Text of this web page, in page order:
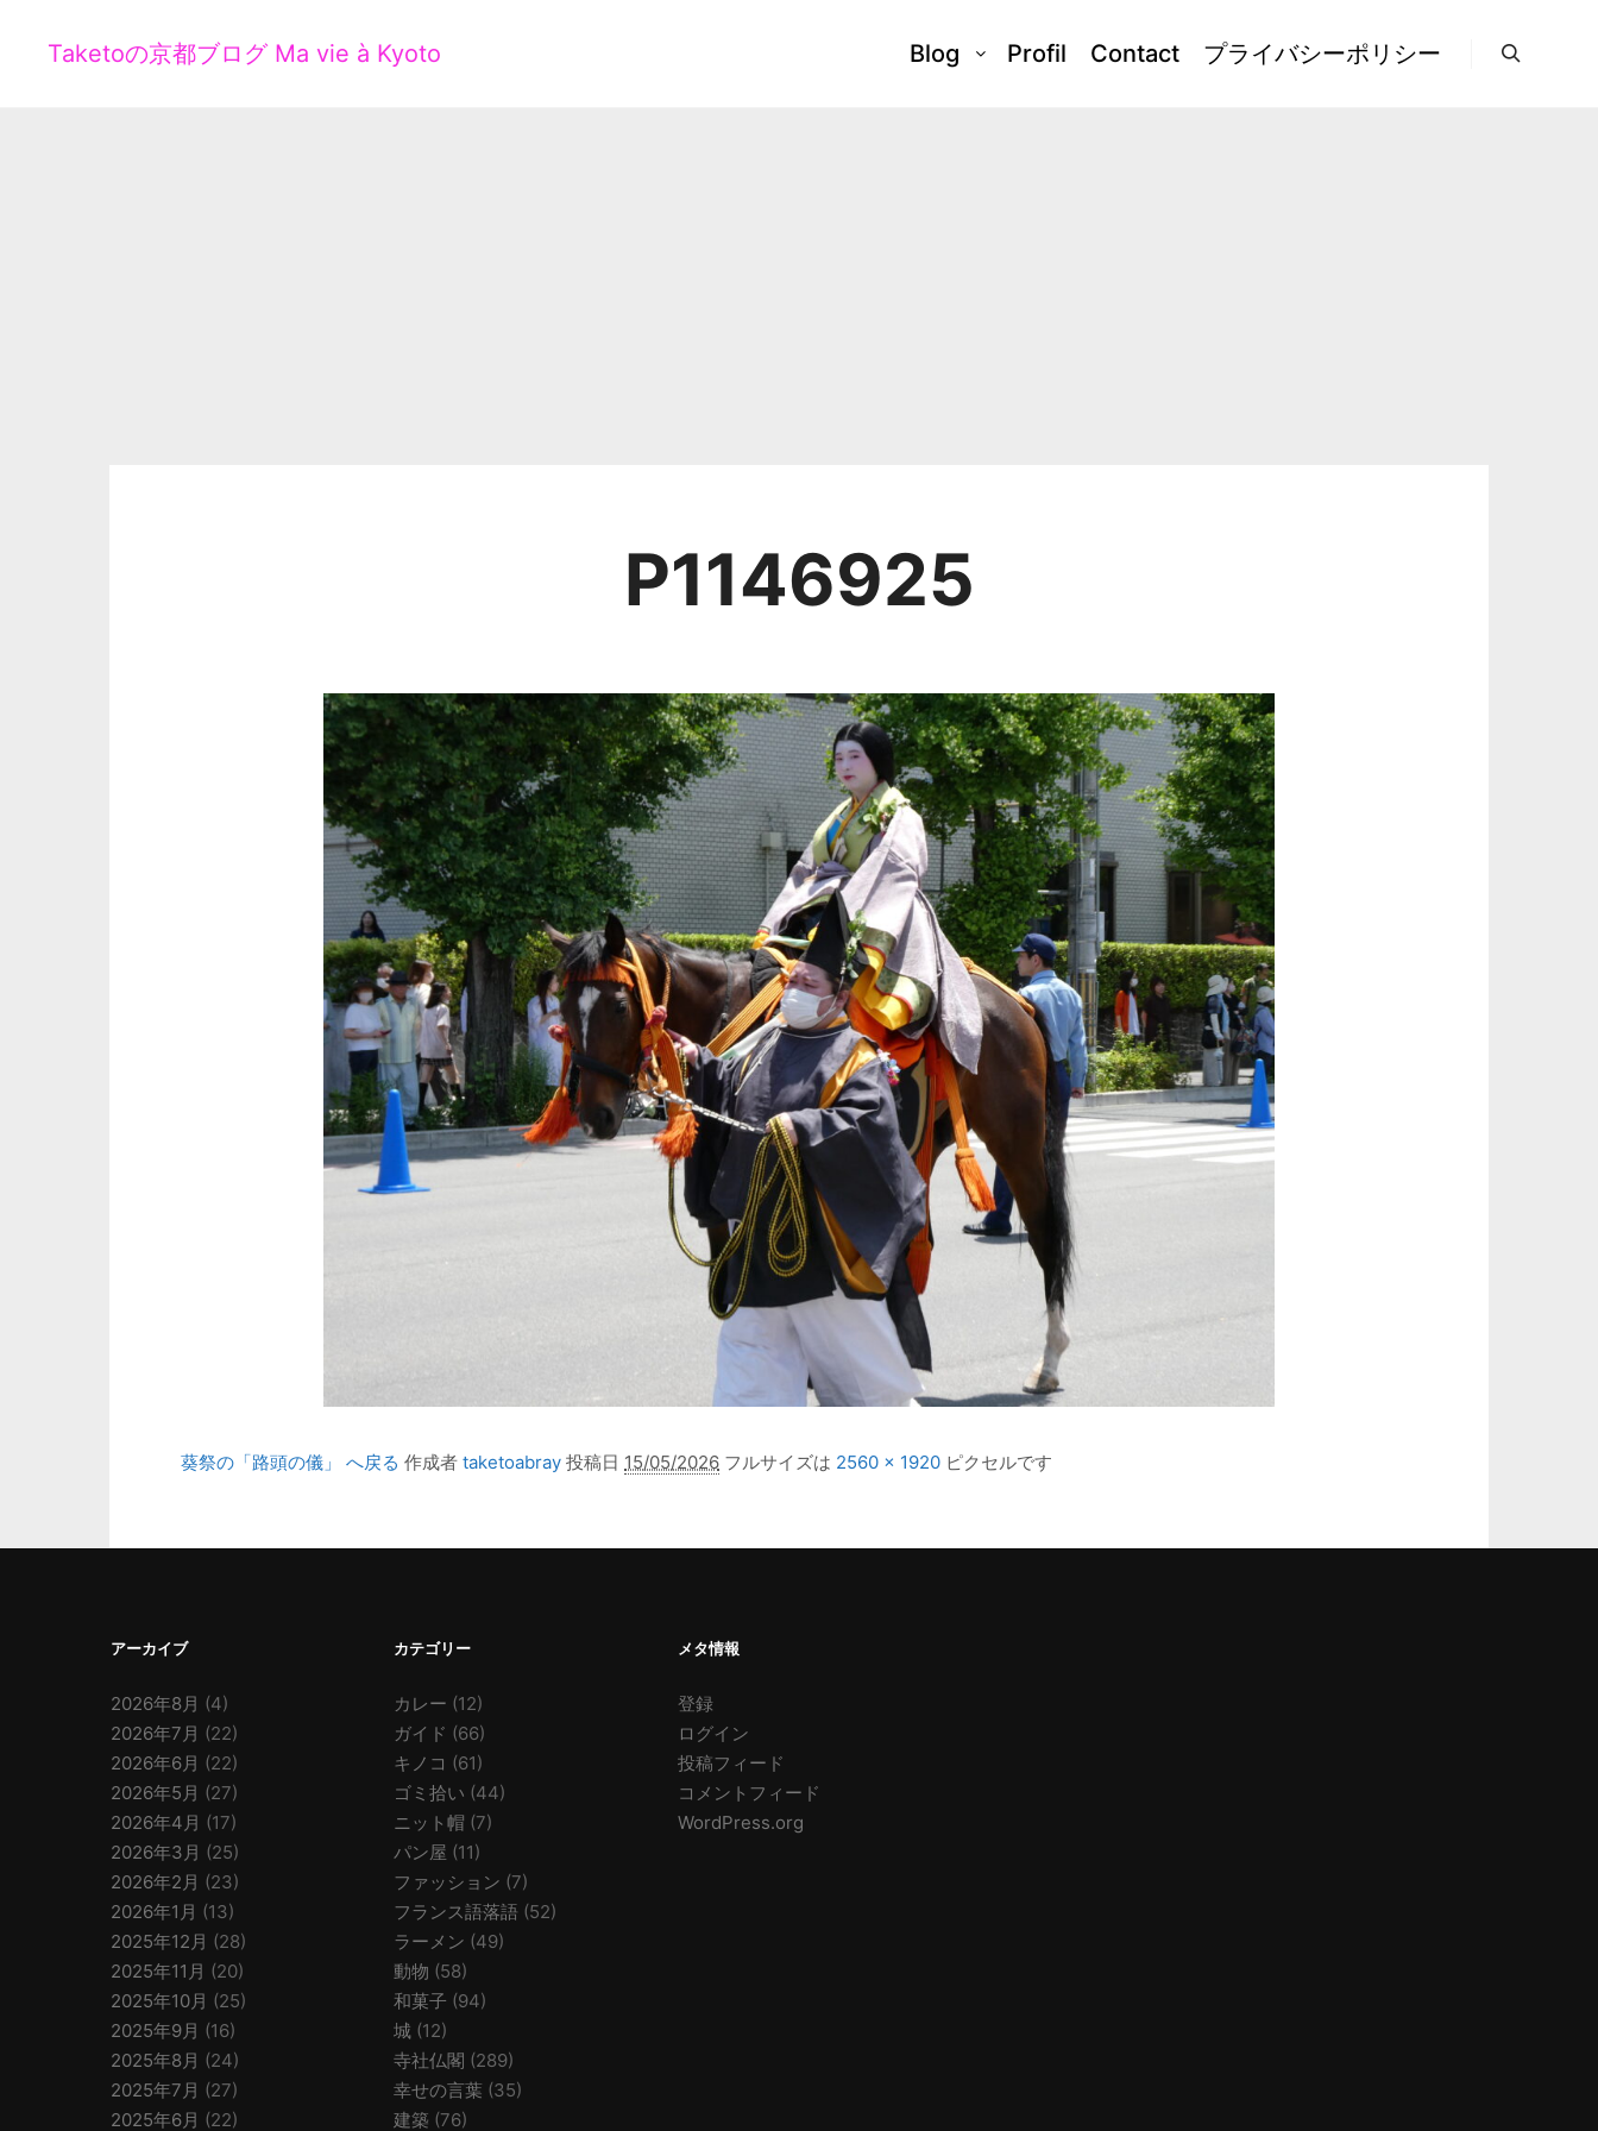
Taketoの京都ブログ Ma vie à Kyoto Blog Profil Contact プライバシーポリシー
P1146925
葵祭の「路頭の儀」 へ戻る 作成者 taketoabray 投稿日 15/05/2026 フルサイズは 2560 × 1920 ピクセルです
アーカイブ
2026年8月 (4)
2026年7月 (22)
2026年6月 (22)
2026年5月 (27)
2026年4月 (17)
2026年3月 (25)
2026年2月 (23)
2026年1月 (13)
2025年12月 (28)
2025年11月 (20)
2025年10月 (25)
2025年9月 (16)
2025年8月 (24)
2025年7月 (27)
2025年6月 (22)
カテゴリー
カレー (12)
ガイド (66)
キノコ (61)
ゴミ拾い (44)
ニット帽 (7)
パン屋 (11)
ファッション (7)
フランス語落語 (52)
ラーメン (49)
動物 (58)
和菓子 (94)
城 (12)
寺社仏閣 (289)
幸せの言葉 (35)
建築 (76)
メタ情報
登録
ログイン
投稿フィード
コメントフィード
WordPress.org